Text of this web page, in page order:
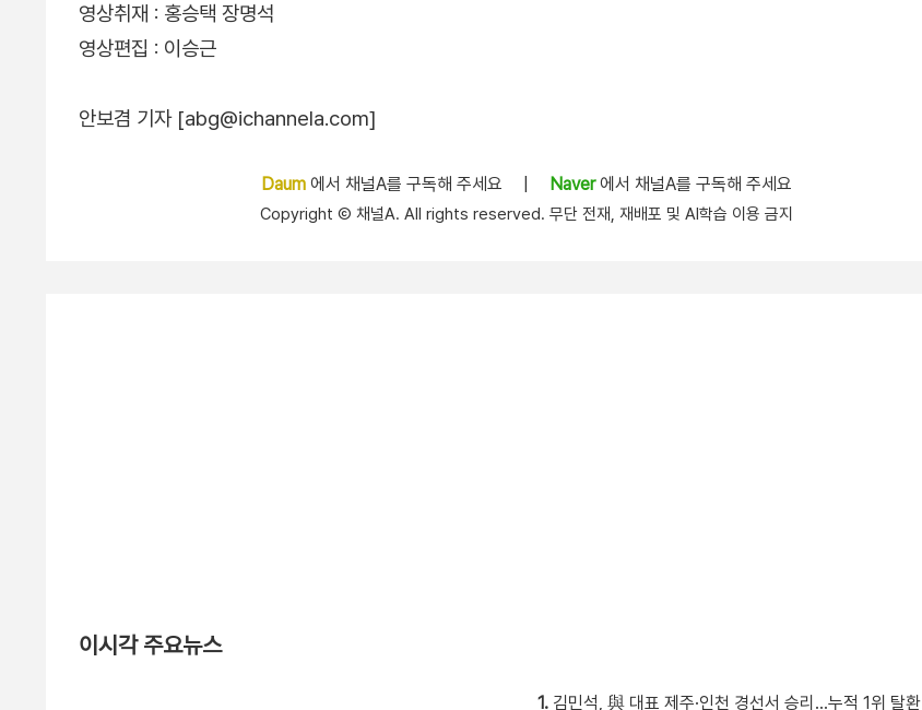
영상취재 : 홍승택 장명석
영상편집 : 이승근
안보겸 기자 [abg@ichannela.com]
Daum 에서 채널A를 구독해 주세요 Naver에서 채널A를 구독해 주세요
Copyright Ⓒ 채널A. All rights reserved. 무단 전재, 재배포 및 AI학습 이용 금지
이시각 주요뉴스
1. 김민석, 與 대표 제주·인천 경선서 승리…누적 1위 탈환